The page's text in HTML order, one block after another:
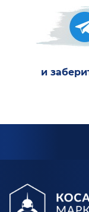
и